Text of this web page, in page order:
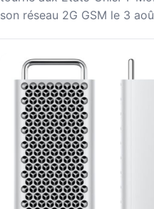
son réseau 2G GSM le 3